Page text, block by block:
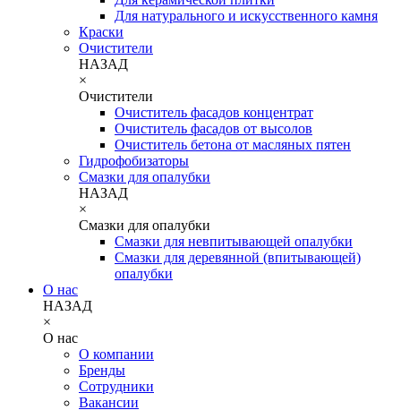
Для натурального и искусственного камня
Краски
Очистители
НАЗАД
×
Очистители
Очиститель фасадов концентрат
Очиститель фасадов от высолов
Очиститель бетона от масляных пятен
Гидрофобизаторы
Смазки для опалубки
НАЗАД
×
Смазки для опалубки
Смазки для невпитывающей опалубки
Смазки для деревянной (впитывающей)
опалубки
О нас
НАЗАД
×
О нас
О компании
Бренды
Сотрудники
Вакансии